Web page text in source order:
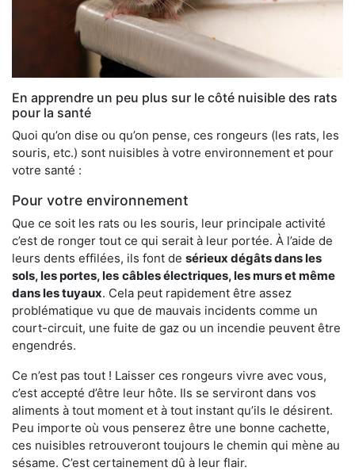
En apprendre un peu plus sur le côté nuisible des rats
pour la santé
Quoi qu’on dise ou qu’on pense, ces rongeurs (les rats, les
souris, etc.) sont nuisibles à votre environnement et pour
votre santé :
Pour votre environnement
Que ce soit les rats ou les souris, leur principale activité
c’est de ronger tout ce qui serait à leur portée. À l’aide de
leurs dents effilées, ils font de sérieux dégâts dans les
sols, les portes, les câbles électriques, les murs et même
dans les tuyaux. Cela peut rapidement être assez
problématique vu que de mauvais incidents comme un
court-circuit, une fuite de gaz ou un incendie peuvent être
engendrés.
Ce n’est pas tout ! Laisser ces rongeurs vivre avec vous,
c’est accepté d’être leur hôte. Ils se serviront dans vos
aliments à tout moment et à tout instant qu’ils le désirent.
Peu importe où vous penserez être une bonne cachette,
ces nuisibles retrouveront toujours le chemin qui mène au
sésame. C’est certainement dû à leur flair.